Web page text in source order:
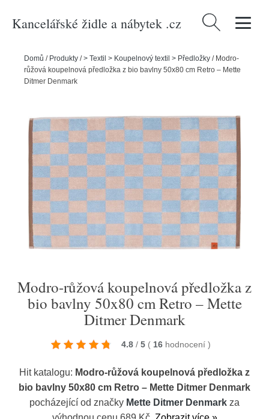
Kancelářské židle a nábytek .cz Vyhledávání
Domů / Produkty /> Textil > Koupelnový textil > Předložky / Modro-
růžová koupelnová předložka z bio bavlny 50x80 cm Retro – Mette
Ditmer Denmark
Modro-růžová koupelnová předložka z
bio bavlny 50x80 cm Retro – Mette
Ditmer Denmark
4.8 / 5 ( 16 hodnocení )
Hit katalogu: Modro-růžová koupelnová předložka z
bio bavlny 50x80 cm Retro – Mette Ditmer Denmark
pocházející od značky Mette Ditmer Denmark za